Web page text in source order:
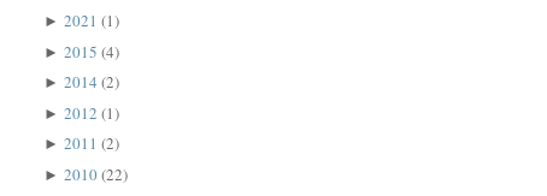
►2021(1)
►2015(4)
►2014(2)
►2012(1)
►2011(2)
►2010(22)